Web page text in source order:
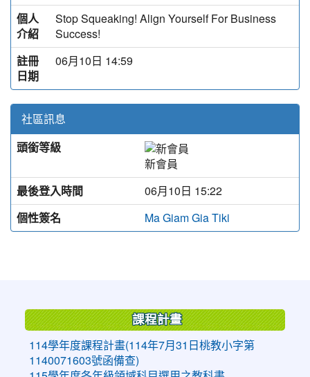
個人
介紹
Stop Squeaking! Align Yourself For Business
Success!
註冊
日期
06月10日 14:59
社區訊息
頭銜等級
新會員
最後登入時間
06月10日 15:22
個性簽名
Ma Giam Gia Tiki
課程計畫
114學年度課程計畫(114年7月31日桃教小字第
1140071603號函備查)